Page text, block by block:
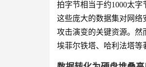
拍字节相当于约1000太字
这些庞大的数据集对网
攻击演变的关键资源。然
埃菲尔铁塔、哈利法塔等